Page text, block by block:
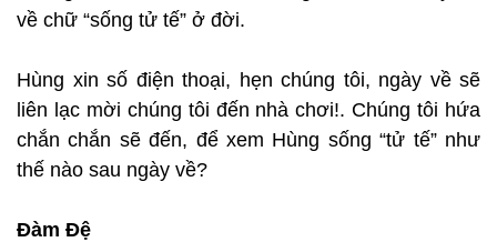
về chữ “sống tử tế” ở đời.
Hùng xin số điện thoại, hẹn chúng tôi, ngày về sẽ
liên lạc mời chúng tôi đến nhà chơi!. Chúng tôi hứa
chắn chắn sẽ đến, để xem Hùng sống “tử tế” như
thế nào sau ngày về?
Đàm Đệ